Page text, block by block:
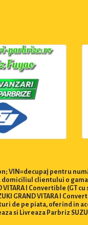
VIN=decupaj pentru
clientului o
I Convertible (GT
GRAND VITARA I
de pe piata, oferind in
Livreaza Parbriz